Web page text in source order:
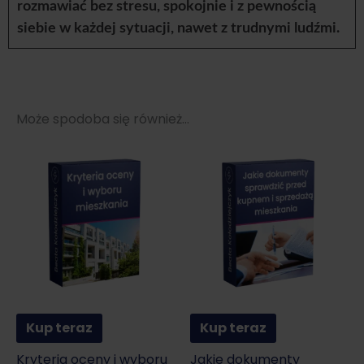
rozmawiać bez stresu, spokojnie i z pewnością
siebie w każdej sytuacji, nawet z trudnymi ludźmi.
Może spodoba się również…
Kup teraz
Kryteria oceny i wyboru
Kup teraz
Jakie dokumenty